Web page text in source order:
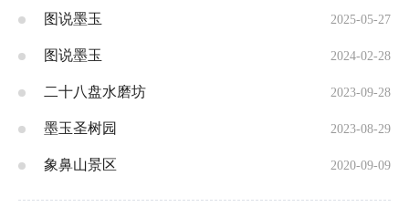
2025-05-27
图说墨玉
2024-02-28
图说墨玉
2023-09-28
二十八盘水磨坊
2023-08-29
墨玉圣树园
2020-09-09
象鼻山景区